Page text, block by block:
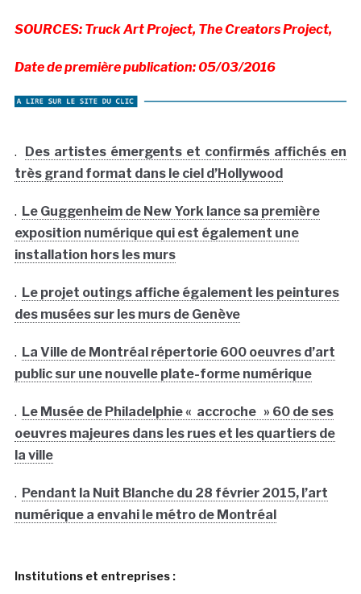
SOURCES: Truck Art Project, The Creators Project,
Date de première publication: 05/03/2016
.
Des artistes émergents et confirmés affichés en
très grand format dans le ciel d’Hollywood
. Le Guggenheim de New York lance sa première
exposition numérique qui est également une
installation hors les murs
. Le projet outings affiche également les peintures
des musées sur les murs de Genève
. La Ville de Montréal répertorie 600 oeuvres d’art
public sur une nouvelle plate-forme numérique
. Le Musée de Philadelphie « accroche » 60 de ses
oeuvres majeures dans les rues et les quartiers de
la ville
. Pendant la Nuit Blanche du 28 février 2015, l’art
numérique a envahi le métro de Montréal
Institutions et entreprises :